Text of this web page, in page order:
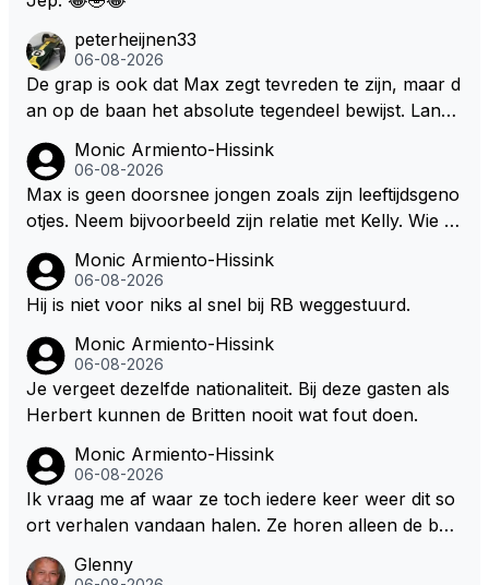
m/haar van zijn laatste zuurverdiende stuiver te ber
oven. De Staat heeft nooit ooit maar een stuiver in Z
andvoort willen investeren en dat zal ook nooit gebe
uren. Afdragen van BTW gelden en vergunningen bi
j dergelijke sportievefestiviteiten MOET je dan weer
wel afstaan, de parasiet.
peterheijnen33
06-08-2026
De grap is ook dat Max zegt tevreden te zijn, maar d
an op de baan het absolute tegendeel bewijst. Lando
dan eigenlijk niet echt zien. ;)
Monic Armiento-Hissink
06-08-2026
Max is geen doorsnee jongen zoals zijn leeftijdsgeno
otjes. Neem bijvoorbeeld zijn relatie met Kelly. Wie g
artjes ouder is en al een kleine heeft van een voorm
alig RB-lid op de leeftijd van 23 jaar? Hij doet dingen
oon. Ieder jaar is er in Hongarije een uitje voor zijn t
eam. Op 28-jarige leeftijd is hij al eigenaar van een su
ccesvol raceteam. Hij is niet alleen speciaal in de aut
Monic Armiento-Hissink
06-08-2026
Hij is niet voor niks al snel bij RB weggestuurd.
Monic Armiento-Hissink
06-08-2026
Je vergeet dezelfde nationaliteit. Bij deze gasten als
Herbert kunnen de Britten nooit wat fout doen.
Monic Armiento-Hissink
06-08-2026
Ik vraag me af waar ze toch iedere keer weer dit so
ort verhalen vandaan halen. Ze horen alleen de boa
gedaan worden als ie nog vol adrenaline zit, maar ni
Glenny